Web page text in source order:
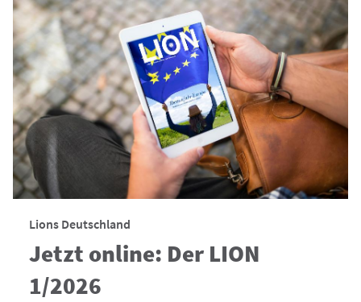
Lions Deutschland
Jetzt online: Der LION
1/2026